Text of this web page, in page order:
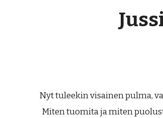
Nyt tuleekin visainen pulma,
Miten tuomita ja miten